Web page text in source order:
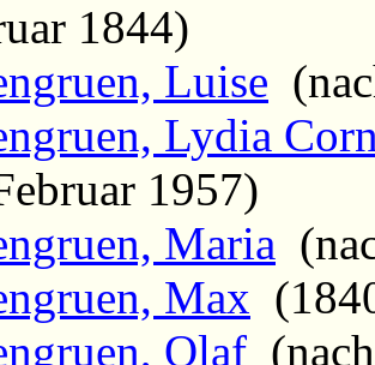
1844)
Luise
Lydia
1957)
Maria
Max
Olaf